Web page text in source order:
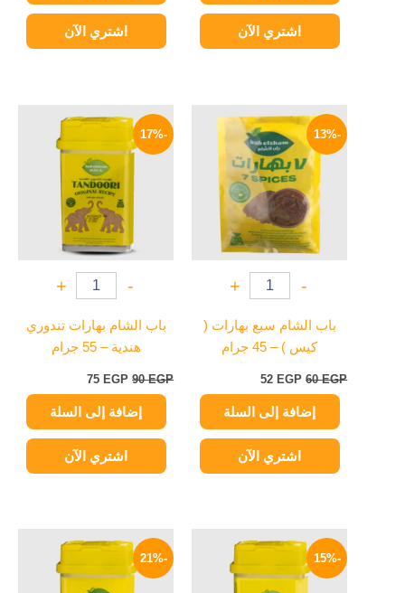
اشتري الآن اشتري الآن
-13%
-
+
باب الشام سبع بهارات (
كيس ) – 45 جرام
60EGP
الأصلي
هو:
60 EGP.
52 EGP
الحالي
هو:
52 EGP.
إضافة إلى السلة
اشتري الآن
-17%
-
+
باب الشام بهارات تندوري
هندية – 55 جرام
90EGP
الأصلي
هو:
90 EGP.
75 EGP
الحالي
75 EGP.
إضافة إلى السلة
اشتري الآن
-15%
الأصلي
هو:
85 EGP.
الحالي
72 EGP.
-21%
الأصلي
هو:
70 EGP.
الحالي
55 EGP.